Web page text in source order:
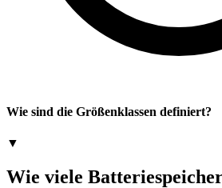
Wie sind die Größenklassen definiert?
▼
Wie viele